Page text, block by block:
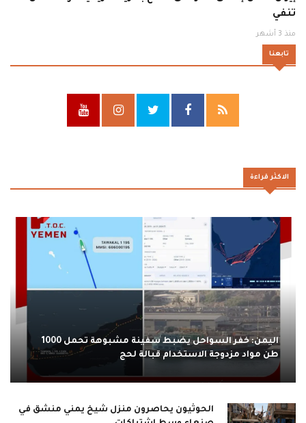
تنفي
منذ 3 أشهر
تابعنا
الاكثر قراءة
اليمن: خفر السواحل يضبط سفينة مشبوهة تحمل 1000
طن مواد مزدوجة الاستخدام قبالة لحج
الحوثيون يحاصرون منزل شيخ يمني منشق في